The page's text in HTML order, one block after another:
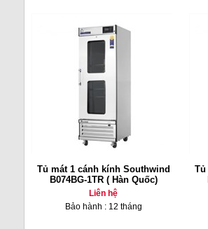
Tủ mát 1 cánh kính Southwind
B074BG-1TR ( Hàn Quốc)
Liên hệ
Bảo hành : 12 tháng
Tủ